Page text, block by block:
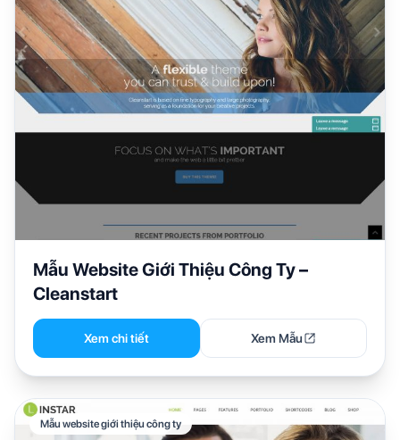
Mẫu Website Giới Thiệu Công Ty –
Cleanstart
Xem chi tiết Xem Mẫu
Mẫu website giới thiệu công ty